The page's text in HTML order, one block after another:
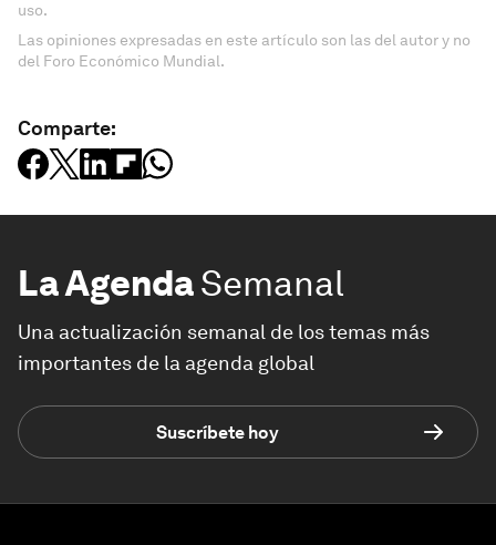
uso.
Las opiniones expresadas en este artículo son las del autor y no
del Foro Económico Mundial.
Comparte:
La AgendaSemanal
Una actualización semanal de los temas más
importantes de la agenda global
Suscríbete hoy